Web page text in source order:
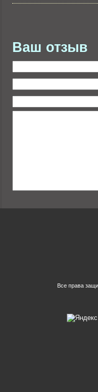
Ваш отзыв
Все права